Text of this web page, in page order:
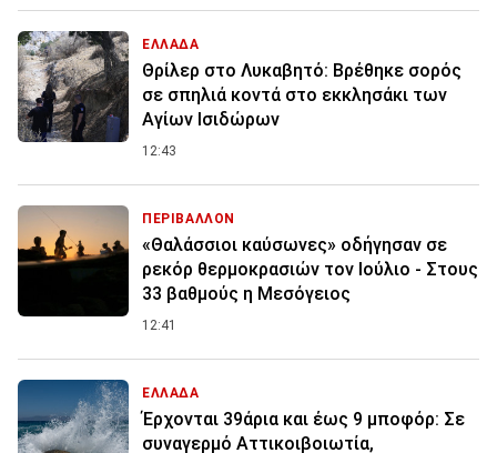
ΕΛΛΑΔΑ
Θρίλερ στο Λυκαβητό: Βρέθηκε σορός
σε σπηλιά κοντά στο εκκλησάκι των
Αγίων Ισιδώρων
12:43
ΠΕΡΙΒΑΛΛΟΝ
«Θαλάσσιοι καύσωνες» οδήγησαν σε
ρεκόρ θερμοκρασιών τον Ιούλιο - Στους
33 βαθμούς η Μεσόγειος
12:41
ΕΛΛΑΔΑ
Έρχονται 39άρια και έως 9 μποφόρ: Σε
συναγερμό Αττικοιβοιωτία,